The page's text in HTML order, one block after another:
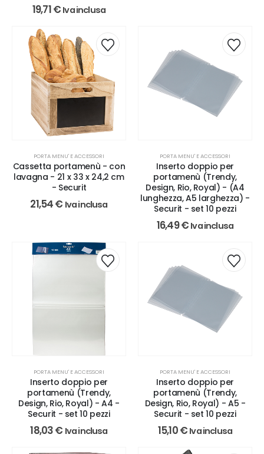
19,71€ Iva inclusa
PORTA MENU' E ACCESSORI
Cassetta portamenù - con
lavagna - 21 x 33 x 24,2 cm
- Securit
21,54€ Iva inclusa
PORTA MENU' E ACCESSORI
Inserto doppio per
portamenù (Trendy,
Design, Rio, Royal) - (A4
lunghezza, A5 larghezza) -
Securit - set 10 pezzi
16,49€ Iva inclusa
PORTA MENU' E ACCESSORI
Inserto doppio per
portamenù (Trendy,
Design, Rio, Royal) - A4 -
Securit - set 10 pezzi
18,03€ Iva inclusa
PORTA MENU' E ACCESSORI
Inserto doppio per
portamenù (Trendy,
Design, Rio, Royal) - A5 -
Securit - set 10 pezzi
15,10€ Iva inclusa